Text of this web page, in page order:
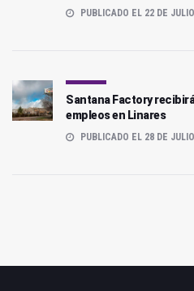
PUBLICADO EL 22 DE
Santana Factory
empleos en Linares
PUBLICADO EL 28 DE